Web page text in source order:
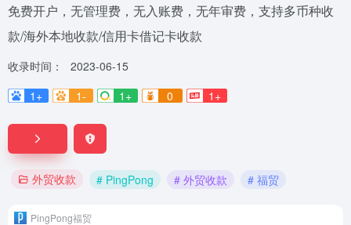
免费开户，无管理费，无入账费，无年审费，支持多币种收
款/海外本地收款/信用卡借记卡收款
收录时间：
2023-06-15
1+
1- 1+ 0 1+
外贸收款 # PingPong # 外贸收款 # 福贸
PingPong福贸